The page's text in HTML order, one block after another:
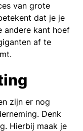
van grote
dat je je
andere kant hoef
af te
zijn er nog
Denk
Hierbij maak je